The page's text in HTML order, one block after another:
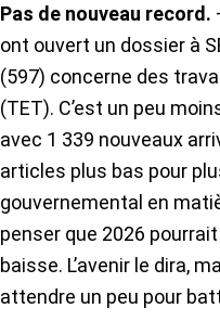
Pas de nouveau record.
ont ouvert un dossier à
(597) concerne des
(TET). C’est un peu
avec 1 339 nouveaux
articles plus bas pour
gouvernemental en
penser que 2026
baisse. L’avenir le dira,
attendre un peu pour